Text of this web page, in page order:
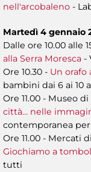
nell'arcobaleno -
Martedì 4 gennaio
Dalle ore 10.00 alle
alla Serra Moresca -
Ore 10.30 - Un orafo
bambini dai 6 ai 10
Ore 11.00 - Museo
città… nelle
contemporanea
Ore 11.00 - Mercati
Giochiamo a
tutti